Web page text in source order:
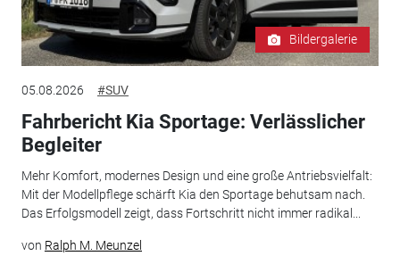
Bildergalerie
05.08.2026 #SUV
Fahrbericht Kia Sportage: Verlässlicher
Begleiter
Mehr Komfort, modernes Design und eine große Antriebsvielfalt:
Mit der Modellpflege schärft Kia den Sportage behutsam nach.
Das Erfolgsmodell zeigt, dass Fortschritt nicht immer radikal...
von Ralph M. Meunzel